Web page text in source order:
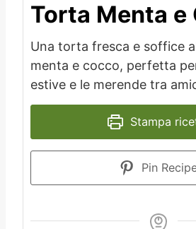
Torta Menta e
Una torta fresca e soffice
menta e cocco, perfetta
estive e le merende tra
Stampa
Pin